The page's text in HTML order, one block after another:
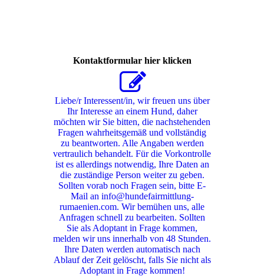
Kontaktformular hier klicken
Liebe/r Interessent/in, wir freuen uns über
Ihr Interesse an einem Hund, daher
möchten wir Sie bitten, die nachstehenden
Fragen wahrheitsgemäß und vollständig
zu beantworten. Alle Angaben werden
vertraulich behandelt. Für die Vorkontrolle
ist es allerdings notwendig, Ihre Daten an
die zuständige Person weiter zu geben.
Sollten vorab noch Fragen sein, bitte E-
Mail an info@hundefairmittlung-
rumaenien.com. Wir bemühen uns, alle
Anfragen schnell zu bearbeiten. Sollten
Sie als Adoptant in Frage kommen,
melden wir uns innerhalb von 48 Stunden.
Ihre Daten werden automatisch nach
Ablauf der Zeit gelöscht, falls Sie nicht als
Adoptant in Frage kommen!